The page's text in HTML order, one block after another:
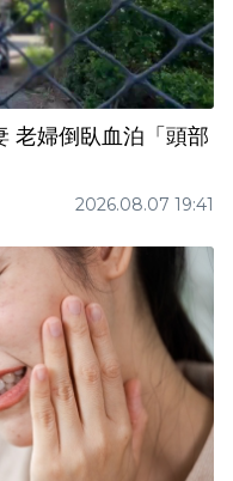
老婦倒臥血泊「頭部
2026.08.07 19:41